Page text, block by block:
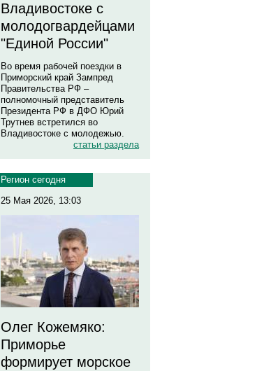
Владивостоке с
молодогвардейцами
"Единой России"
Во время рабочей поездки в
Приморский край Зампред
Правительства РФ –
полномочный представитель
Президента РФ в ДФО Юрий
Трутнев встретился во
Владивостоке с молодежью.
статьи раздела
Регион сегодня
25 Мая 2026, 13:03
Олег Кожемяко:
Приморье
формирует морское